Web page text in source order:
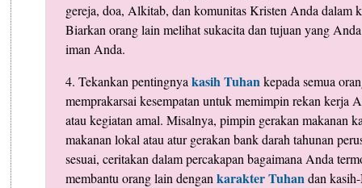
gereja, doa, Alkitab, dan komunitas Kristen Anda dalam
Biarkan orang lain melihat sukacita dan tujuan yang
iman Anda.
4. Tekankan pentingnya kasih Tuhan kepada semua
memprakarsai kesempatan untuk memimpin rekan kerja
atau kegiatan amal. Misalnya, pimpin gerakan makanan
makanan lokal atau atur gerakan bank darah tahunan
sesuai, ceritakan dalam percakapan bagaimana Anda
membantu orang lain dengan karakter Tuhan dan